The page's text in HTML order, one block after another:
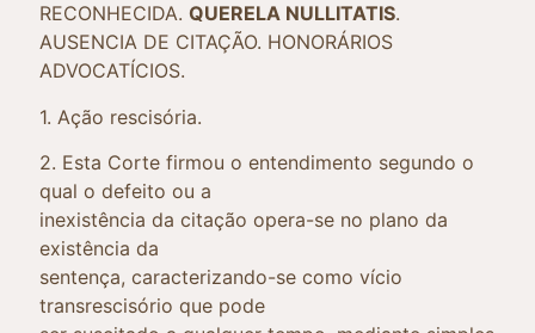
RECONHECIDA. QUERELA NULLITATIS.
AUSENCIA DE CITAÇÃO. HONORÁRIOS
ADVOCATÍCIOS.
1. Ação rescisória.
2. Esta Corte firmou o entendimento segundo o
qual o defeito ou a
inexistência da citação opera-se no plano da
existência da
sentença, caracterizando-se como vício
transrescisório que pode